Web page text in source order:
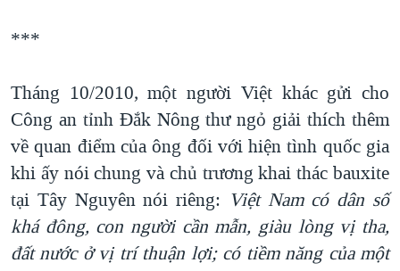
***
Tháng 10/2010, một người Việt khác gửi cho
Công an tỉnh Đắk Nông thư ngỏ giải thích thêm
về quan điểm của ông đối với hiện tình quốc gia
khi ấy nói chung và chủ trương khai thác bauxite
tại Tây Nguyên nói riêng: Việt Nam có dân số
khá đông, con người cần mẫn, giàu lòng vị tha,
đất nước ở vịtrí thuận lợi; có tiềm năng của một